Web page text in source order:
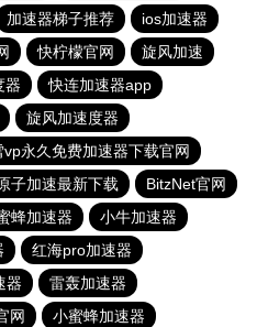
加速器梯子推荐
ios加速器
快柠檬官网
旋风加速
器
快连加速器app
旋风加速度器
vp永久免费加速器下载官网
子加速最新下载
BitzNet官网
蜂加速器
小牛加速器
红海pro加速器
器
雷轰加速器
网 小蜜蜂加速器